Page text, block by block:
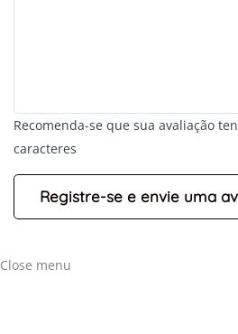
Recomenda-se que sua avaliação
caracteres
Close menu